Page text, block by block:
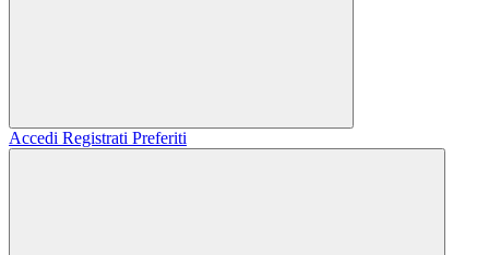
Accedi Registrati Preferiti